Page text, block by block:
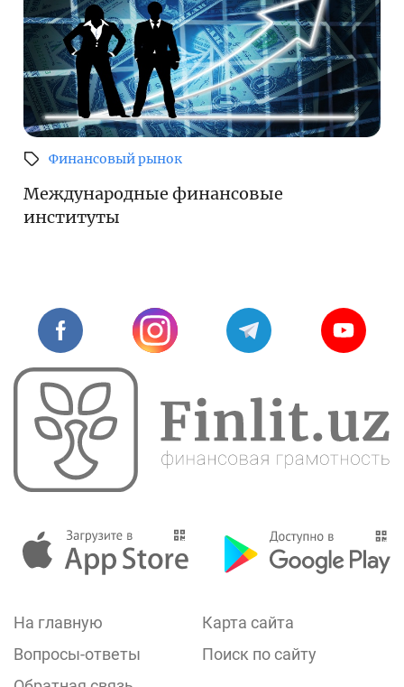
Финансовый рынок
Международные финансовые
институты
На главную
Карта сайта
Вопросы-ответы
Поиск по сайту